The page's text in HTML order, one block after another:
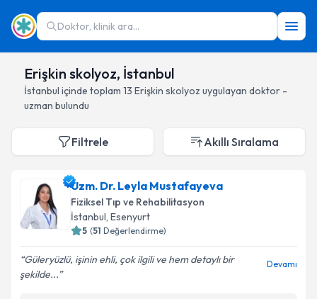
Doktor, klinik ara...
Erişkin skolyoz, İstanbul
İstanbul içinde toplam 13 Erişkin skolyoz uygulayan doktor -
uzman bulundu
Filtrele Akıllı Sıralama
Uzm. Dr. Leyla Mustafayeva
Fiziksel Tıp ve Rehabilitasyon
İstanbul, Esenyurt
5 (51 Değerlendirme)
Güleryüzlü, işinin ehli, çok ilgili ve hem detaylı bir
şekilde...
Devamı